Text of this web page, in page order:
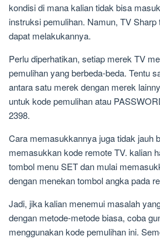
kondisi di mana kalian tidak bisa
instruksi pemulihan. Namun, TV
dapat melakukannya.
Perlu diperhatikan, setiap merek TV
pemulihan yang berbeda-beda. Tentu
antara satu merek dengan merek
untuk kode pemulihan atau
2398.
Cara memasukkannya juga tidak jauh
memasukkan kode remote TV. kalian
tombol menu SET dan mulai
dengan menekan tombol angka pada
Jadi, jika kalian menemui masalah
dengan metode-metode biasa, coba
menggunakan kode pemulihan ini.